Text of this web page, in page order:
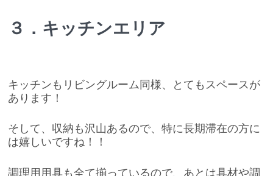
３．キッチンエリア
キッチンもリビングルーム同様、とてもスペースが
あります！
そして、収納も沢山あるので、特に長期滞在の方に
は嬉しいですね！！
調理用用具も全て揃っているので、あとは具材や調